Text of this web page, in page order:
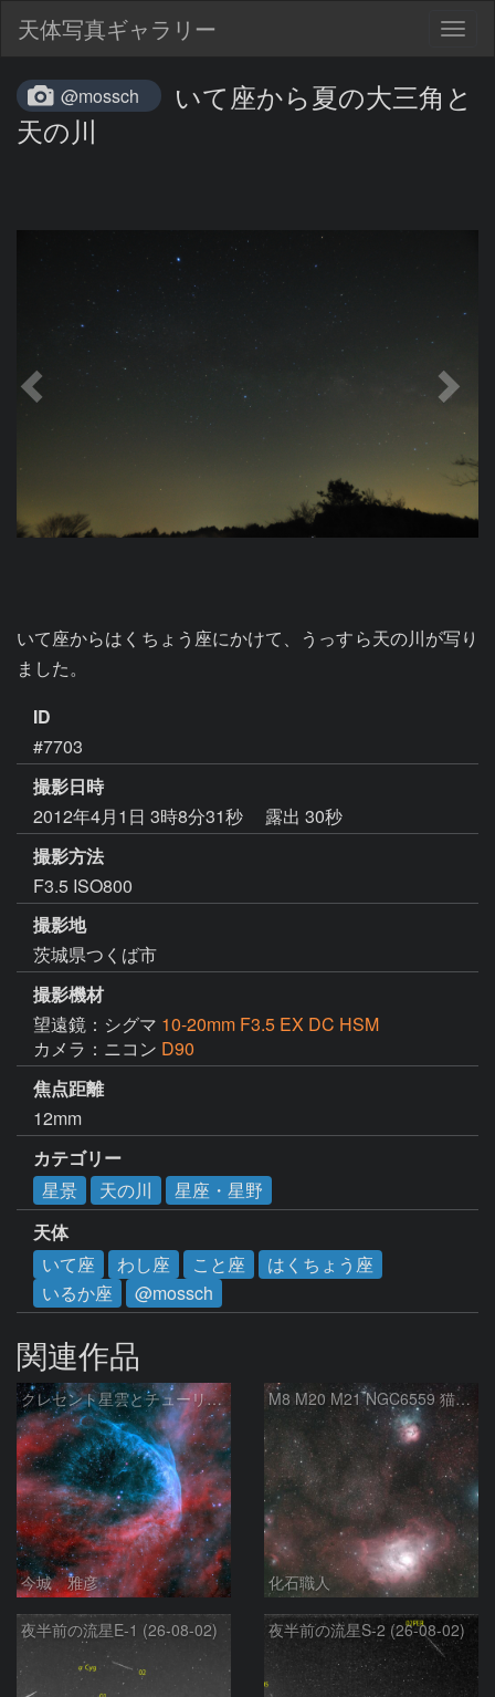
天体写真ギャラリー
@mossch
いて座から夏の大三角と
天の川
いて座からはくちょう座にかけて、うっすら天の川が写り
ました。
ID
#7703
撮影日時
2012年4月1日 3時8分31秒
露出 30秒
撮影方法
F3.5 ISO800
撮影地
茨城県つくば市
撮影機材
望遠鏡：シグマ 10-20mm F3.5 EX DC HSM
カメラ：ニコン D90
焦点距離
12mm
カテゴリー
星景
天の川
星座・星野
天体
いて座
わし座 こと座
はくちょう座
いるか座
@mossch
関連作品
クレセント星雲とチューリップ星雲の真ん中あたりにある星雲 NGC6883 ???
今城 雅彦
M8 M20 M21 NGC6559 猫の手星雲 いて座
化石職人
夜半前の流星E-1 (26-08-02) 夜半前の流星S-2 (26-08-02)